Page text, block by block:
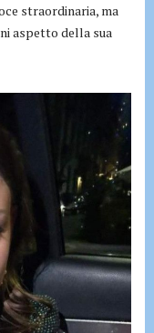
straordinaria, ma
aspetto della sua